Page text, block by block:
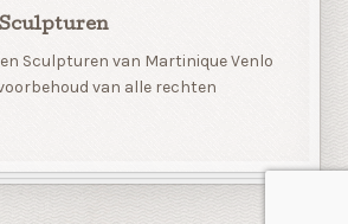
Sculpturen van Martinique Venlo
van alle rechten